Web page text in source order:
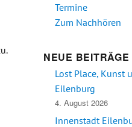
Hinterhof“
Termine
Zum Nachhören
NEUE BEITRÄGE
Lost Place, Kunst
Eilenburg
4. August 2026
Innenstadt